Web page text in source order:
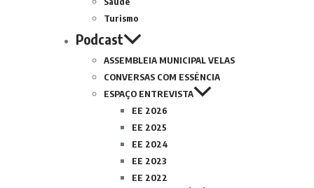
Turismo
Podcast
ASSEMBLEIA MUNICIPAL VELAS
CONVERSAS COM ESSÊNCIA
ESPAÇO ENTREVISTA
EE 2026
EE 2025
EE 2024
EE 2023
EE 2022